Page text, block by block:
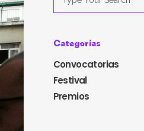
for:
Categorías
Convocatorias
Festival
Premios